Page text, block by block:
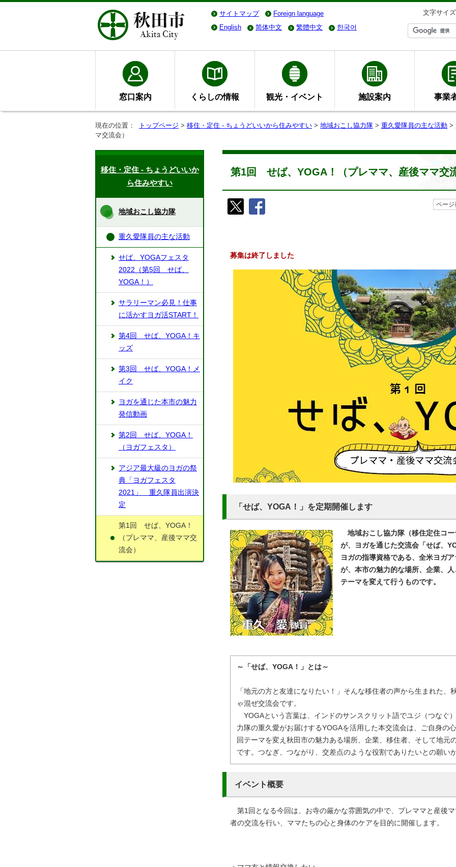
サイトマップ Foreign language 文字サイズ
English
简体中文 繁體中文 한국어
窓口案内 くらしの情報 観光・イベント 施設案内 事業
現在の位置： トップページ > 移住・定住 - ちょうどいいから住みやすい > 地域おこし協力隊 > 重久愛隊員の主な活動 >
マ交流会）
第1回 せば、YOGA！（プレママ、産後ママ交
ペー
募集は終了しました
「せば、YOGA！」を定期開催します
地域おこし協力隊（移住定住コ
が、ヨガを通じた交流会「せば、
ヨガの指導資格である、全米ヨガ
が、本市の魅力的な場所、企業、
テーマを変えて行うものです。
～「せば、YOGA！」とは～
「地元の方と友達になりたい！」そんな移住者の声から生まれた、
ゃ混ぜ交流会です。
YOGAという言葉は、インドのサンスクリット語でユジ（つなぐ
力隊の重久愛がお届けするYOGAを活用した本交流会は、ご自身の
回テーマを変え秋田市の魅力ある場所、企業、移住者、そして地元
です。つなぎ、つながり、交差点のような役割でありたいとの願い
イベント概要
第1回となる今回は、お寺の厳かな雰囲気の中で、プレママと産後
者の交流を行い、ママたちの心と身体のケアを目的に開催します。
移住・定住 - ちょうどいいか
ら住みやすい
地域おこし協力隊
重久愛隊員の主な活動
せば、YOGAフェスタ
2022（第5回 せば、
YOGA！）
サラリーマン必見！仕事
に活かすヨガ活START！
第4回 せば、YOGA！キ
ッズ
第3回 せば、YOGA！メ
イク
ヨガを通じた本市の魅力
発信動画
第2回 せば、YOGA！
（ヨガフェスタ）
アジア最大級のヨガの祭
典「ヨガフェスタ
2021」 重久隊員出演決
定
第1回 せば、YOGA！
（プレママ、産後ママ交
流会）